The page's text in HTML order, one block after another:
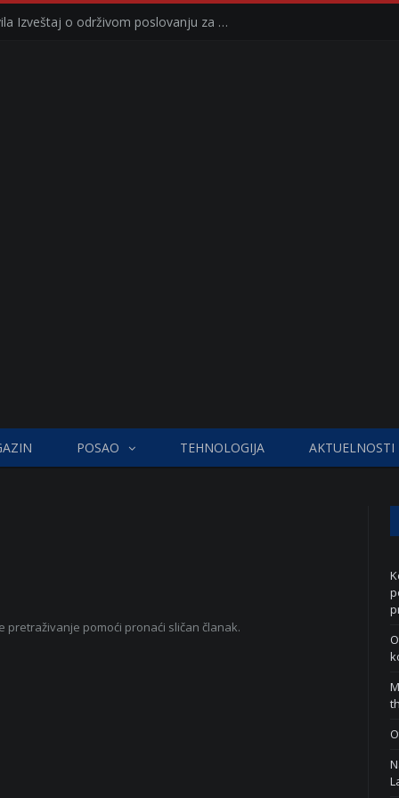
Kompanija Delez Srbija objavila Izveštaj o održivom poslovanju za 2025. godinu Briga o zajednici kroz program „Hrana za sve“ i edukaciju učenika
POSAO TEHNOLOGIJA AKTUELNOSTI
pomoći pronaći sličan članak.